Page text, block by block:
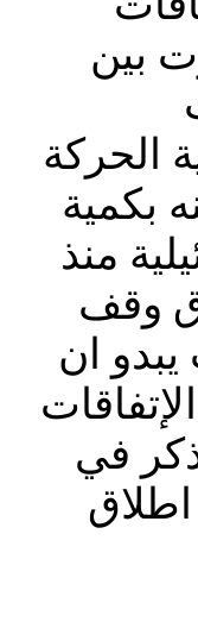
بين
الحركة
بكمية
منذ
وقف
ان
في